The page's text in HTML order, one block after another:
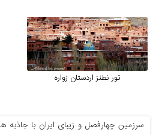
تور نطنز اردستان زواره
سرزمین چهارفصل و زیبای ایران با جاذبه